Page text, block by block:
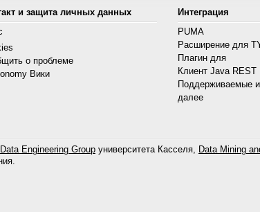
и защита личных данных
о проблеме
Вики
Интеграция
PUMA
Расширение для
Плагин для
Клиент Java REST
Поддерживаемые
далее
Engineering Group университета Касселя, Data Mining